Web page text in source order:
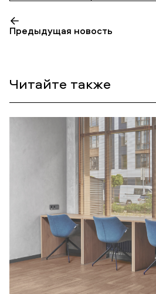
Предыдущая новость
Читайте также